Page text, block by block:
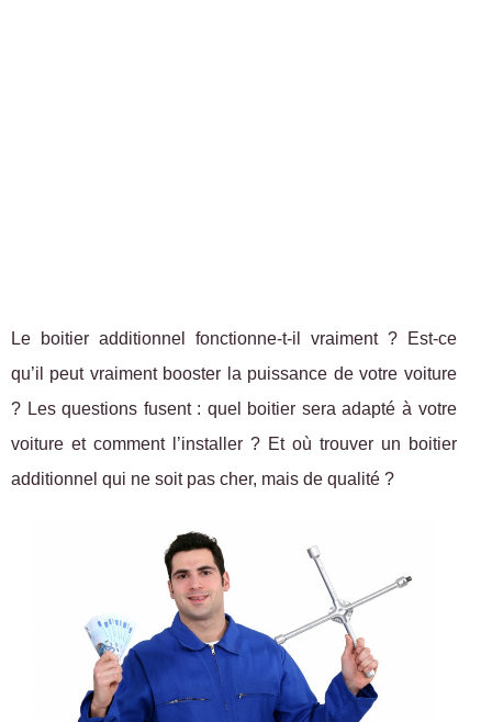
Le boitier additionnel fonctionne-t-il vraiment ? Est-ce
qu’il peut vraiment booster la puissance de votre voiture
? Les questions fusent : quel boitier sera adapté à votre
voiture et comment l’installer ? Et où trouver un boitier
additionnel qui ne soit pas cher, mais de qualité ?